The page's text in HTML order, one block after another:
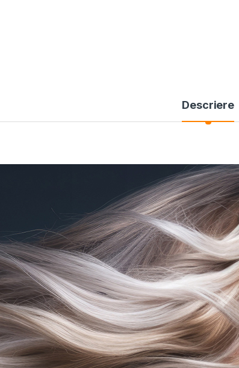
Descriere